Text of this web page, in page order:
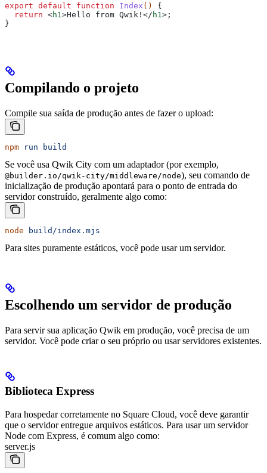
export default function Index () {
  return
<h1 >Hello from Qwik! </ h1 > ;
}
Compilando o projeto
Compile sua saída de produção antes de fazer o upload:
npm run build
Se você usa Qwik City com um adaptador (por exemplo,
@builder.io/qwik-city/middleware/node), seu comando de
inicialização de produção apontará para o ponto de entrada do
servidor construído, geralmente algo como:
node build/index.mjs
Para sites puramente estáticos, você pode usar um servidor.
Escolhendo um servidor de produção
Para servir sua aplicação Qwik em produção, você precisa de um
servidor. Você pode criar o seu próprio ou usar servidores existentes.
Biblioteca Express
Para hospedar corretamente no Square Cloud, você deve garantir
que o servidor entregue arquivos estáticos. Para usar um servidor
Node com Express, é comum algo como:
server.js